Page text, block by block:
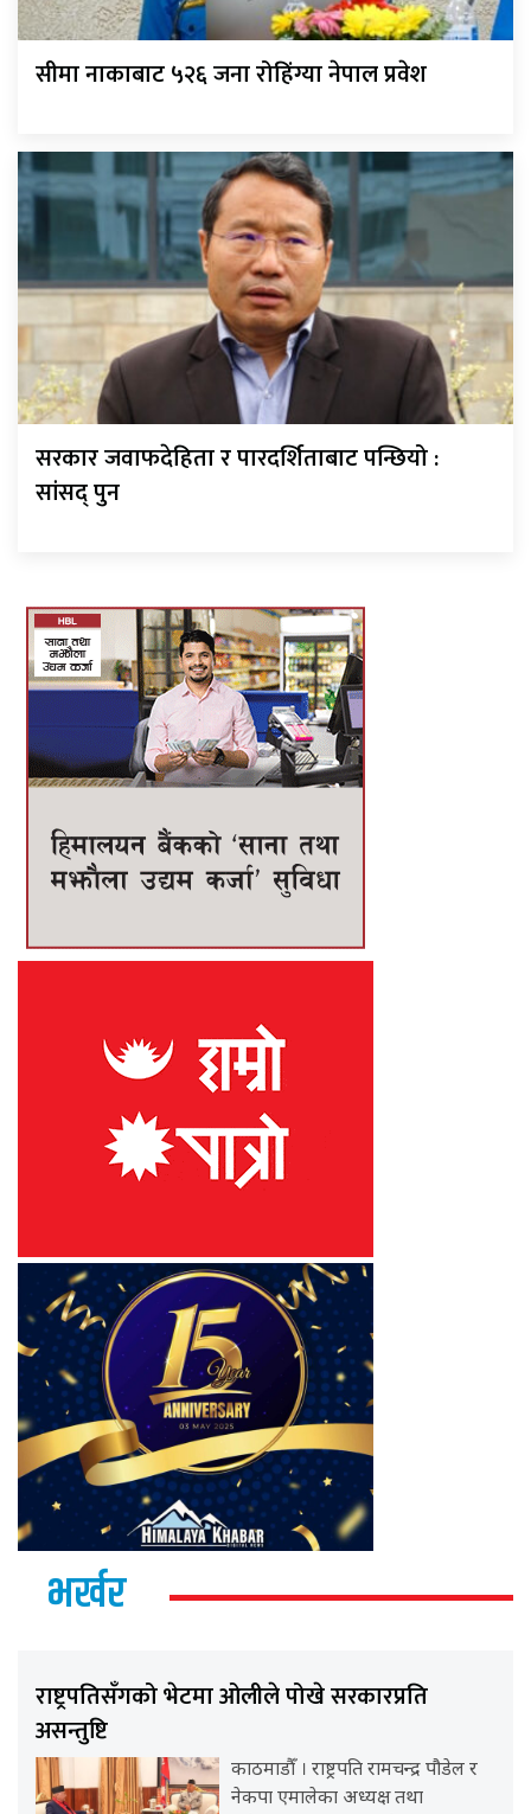
सीमा नाकाबाट ५२६ जना रोहिंग्या नेपाल प्रवेश
सरकार जवाफदेहिता र पारदर्शिताबाट पन्छियो :
सांसद् पुन
भर्खर
राष्ट्रपतिसँगको भेटमा ओलीले पोखे सरकारप्रति
असन्तुष्टि
काठमाडौँ । राष्ट्रपति रामचन्द्र पौडेल र
नेकपा एमालेका अध्यक्ष तथा